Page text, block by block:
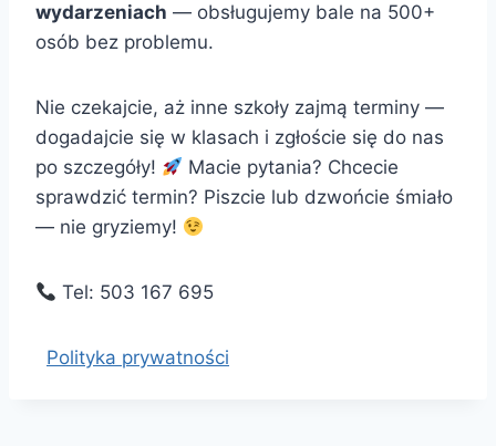
wydarzeniach — obsługujemy bale na 500+
osób bez problemu.
Nie czekajcie, aż inne szkoły zajmą terminy —
dogadajcie się w klasach i zgłoście się do nas
po szczegóły!
Macie pytania? Chcecie
sprawdzić termin? Piszcie lub dzwońcie śmiało
— nie gryziemy!
Tel: 503 167 695
Polityka prywatności